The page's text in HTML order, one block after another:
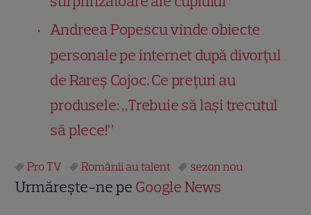
Andreea Popescu vinde obiecte
personale pe internet după divorțul
de Rareș Cojoc. Ce prețuri au
produsele: „Trebuie să lași trecutul
să plece!”
Pro TV Românii au talent sezon nou
Urmărește-ne pe Google News